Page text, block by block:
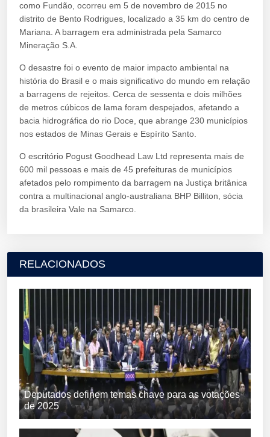
como Fundão, ocorreu em 5 de novembro de 2015 no
distrito de Bento Rodrigues, localizado a 35 km do centro de
Mariana. A barragem era administrada pela Samarco
Mineração S.A.
O desastre foi o evento de maior impacto ambiental na
história do Brasil e o mais significativo do mundo em relação
a barragens de rejeitos. Cerca de sessenta e dois milhões
de metros cúbicos de lama foram despejados, afetando a
bacia hidrográfica do rio Doce, que abrange 230 municípios
nos estados de Minas Gerais e Espírito Santo.
O escritório Pogust Goodhead Law Ltd representa mais de
600 mil pessoas e mais de 45 prefeituras de municípios
afetados pelo rompimento da barragem na Justiça britânica
contra a multinacional anglo-australiana BHP Billiton, sócia
da brasileira Vale na Samarco.
RELACIONADOS
Deputados definem temas chave para as votações
de 2025